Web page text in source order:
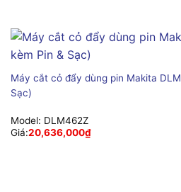
Máy cắt cỏ đẩy dùng pin Makita
Sạc)
Model: DLM462Z
Giá:20,636,000₫